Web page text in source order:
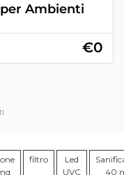
Ambienti
€0
filtro
Led
UVC
40